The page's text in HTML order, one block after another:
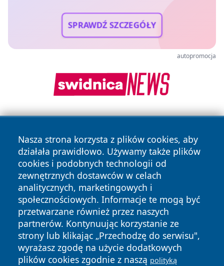
SPRAWDŹ SZCZEGÓŁY
autopromocja
Nasza strona korzysta z plików cookies, aby
działała prawidłowo. Używamy także plików
cookies i podobnych technologii od
zewnętrznych dostawców w celach
analitycznych, marketingowych i
społecznościowych. Informacje te mogą być
przetwarzane również przez naszych
partnerów. Kontynuując korzystanie ze
strony lub klikając „Przechodzę do serwisu",
wyrażasz zgodę na użycie dodatkowych
plików cookies zgodnie z naszą polityką
Copyright © 2026 pulsbydgoszczy.pl Wszystkie prawa
zastrzeżone.
News Autorzy
Polityka
Prywatności
Polityka
Cookies